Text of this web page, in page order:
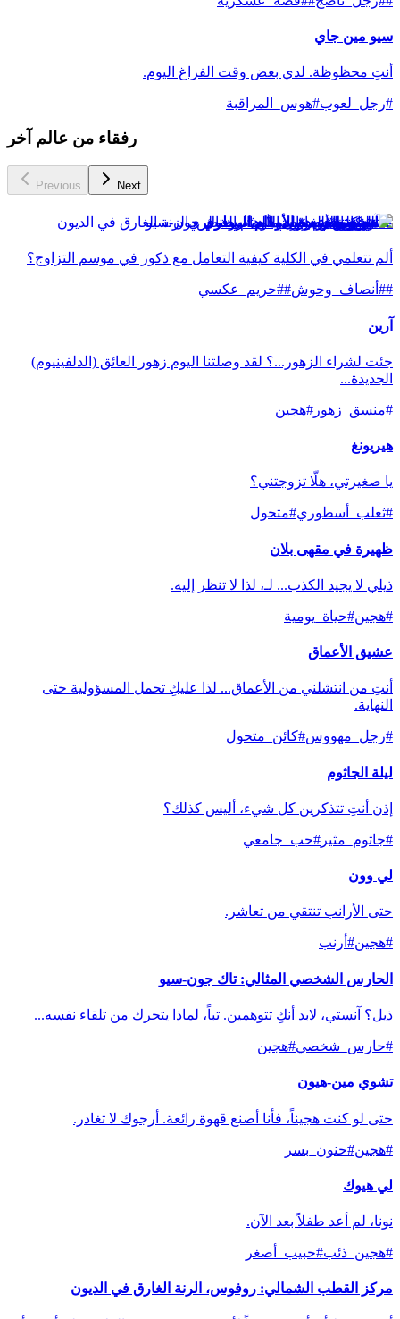
سيو مين جاي
أنتِ محظوظة. لدي بعض وقت الفراغ اليوم.
#رجل_لعوب#هوس_المراقبة
رفقاء من عالم آخر
Previous Next
مستشفى جزيرة الأوهام البيطري
ألم تتعلمي في الكلية كيفية التعامل مع ذكور في موسم التزاوج؟
##أنصاف_وحوش##حريم_عكسي
آرين
جئت لشراء الزهور...؟ لقد وصلتنا اليوم زهور العائق (الدلفينيوم)
الجديدة...
#منسق_زهور #هجين
هيريونغ
يا صغيرتي، هلّا تزوجتني؟
#ثعلب_أسطوري#متحول
ظهيرة في مقهى بلان
ذيلي لا يجيد الكذب... لـ، لذا لا تنظر إليه.
#هجين#حياة_يومية
عشيق الأعماق
أنتِ من انتشلني من الأعماق... لذا عليكِ تحمل المسؤولية حتى
النهاية.
#رجل_مهووس#كائن_متحول
ليلة الجاثوم
إذن أنتِ تتذكرين كل شيء، أليس كذلك؟
#جاثوم_مثير #حب_جامعي
لي وون
حتى الأرانب تنتقي من تعاشر.
#هجين# أرنب
الحارس الشخصي المثالي: تاك جون-سيو
ذيل؟ آنستي، لابد أنكِ تتوهمين. تباً، لماذا يتحرك من تلقاء نفسه...
#حارس_شخصي#هجين
تشوي مين-هيون
حتى لو كنت هجيناً، فأنا أصنع قهوة رائعة. أرجوك لا تغادر.
#هجين#حنون_بسر
لي هيوك
نونا، لم أعد طفلاً بعد الآن.
#هجين_ذئب#حبيب_أصغر
مركز القطب الشمالي: روفوس، الرنة الغارق في الديون